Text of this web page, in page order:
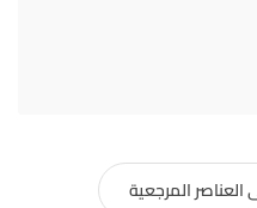
المرجعية